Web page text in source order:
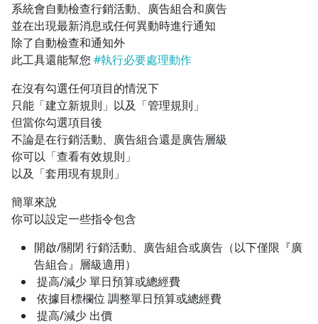
系統會自動檢查行銷活動、廣告組合和廣告
並在出現最新消息或任何異動時進行通知
除了自動檢查和通知外
此工具還能幫您 #執行必要處理動作
在沒有勾選任何項目的情況下
只能「建立新規則」以及「管理規則」
但當你勾選項目後
不論是在行銷活動、廣告組合還是廣告層級
你可以「查看有效規則」
以及「套用現有規則」
簡單來說
你可以設定一些指令包含
開啟/關閉 行銷活動、廣告組合或廣告（以下僅限『廣
告組合』層級適用）
提高/減少 單日預算或總經費
依據目標欄位 調整單日預算或總經費
提高/減少 出價